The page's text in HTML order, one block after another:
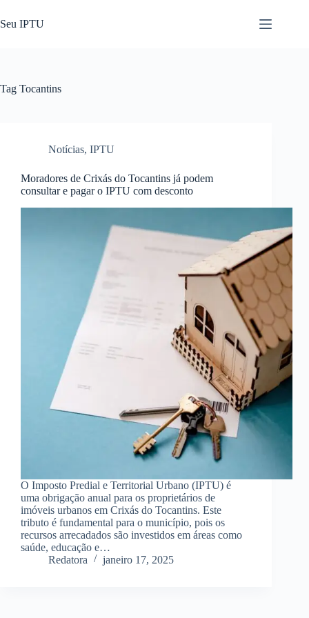
para
o
Seu IPTU
Tag Tocantins
Notícias, IPTU
Moradores de Crixás do Tocantins já podem
consultar e pagar o IPTU com desconto
O Imposto Predial e Territorial Urbano (IPTU) é
uma obrigação anual para os proprietários de
imóveis urbanos em Crixás do Tocantins. Este
tributo é fundamental para o município, pois os
recursos arrecadados são investidos em áreas como
saúde, educação e…
Redatora
janeiro 17, 2025